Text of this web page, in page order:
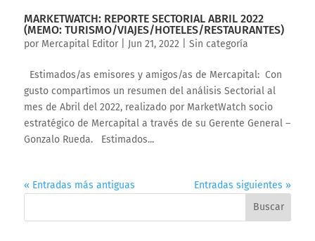
MARKETWATCH: REPORTE SECTORIAL ABRIL 2022
(MEMO: TURISMO/VIAJES/HOTELES/RESTAURANTES)
por Mercapital Editor| Jun 21, 2022 Sin categoría
Estimados/as emisores y amigos/as de Mercapital: Con
gusto compartimos un resumen del análisis Sectorial al
mes de Abril del 2022, realizado por MarketWatch socio
estratégico de Mercapital a través de su Gerente General –
Gonzalo Rueda. Estimados...
« Entradas más antiguas Entradas siguientes »